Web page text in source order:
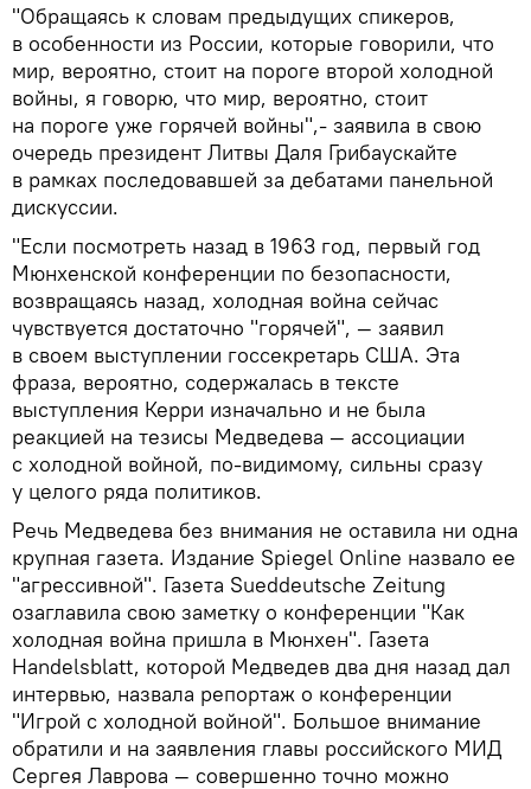
"Обращаясь к словам предыдущих спикеров,
в особенности из России, которые говорили, что
мир, вероятно, стоит на пороге второй холодной
войны, я говорю, что мир, вероятно, стоит
на пороге уже горячей войны",- заявила в свою
очередь президент Литвы Даля Грибаускайте
в рамках последовавшей за дебатами панельной
дискуссии.
"Если посмотреть назад в 1963 год, первый год
Мюнхенской конференции по безопасности,
возвращаясь назад, холодная война сейчас
чувствуется достаточно "горячей", — заявил
в своем выступлении госсекретарь США. Эта
фраза, вероятно, содержалась в тексте
выступления Керри изначально и не была
реакцией на тезисы Медведева — ассоциации
с холодной войной, по-видимому, сильны сразу
у целого ряда политиков.
Речь Медведева без внимания не оставила ни одна
крупная газета. Издание Spiegel Online назвало ее
"агрессивной". Газета Sueddeutsche Zeitung
озаглавила свою заметку о конференции "Как
холодная война пришла в Мюнхен". Газета
Handelsblatt, которой Медведев два дня назад дал
интервью, назвала репортаж о конференции
"Игрой с холодной войной". Большое внимание
обратили и на заявления главы российского МИД
Сергея Лаврова — совершенно точно можно